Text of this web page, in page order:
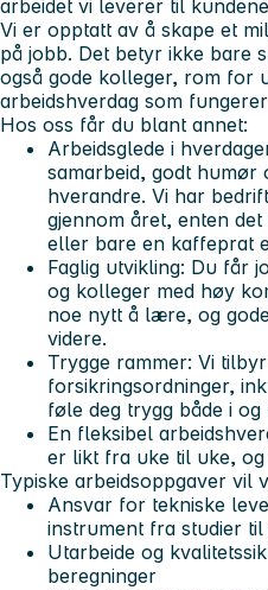
arbeidet vi leverer til
Vi er opptatt av å skape et
på jobb. Det betyr ikke bare
også gode kolleger, rom for
arbeidshverdag som
Hos oss får du blant annet:
Arbeidsglede i
samarbeid, godt humør
hverandre. Vi har
gjennom året, enten
eller bare en kaffeprat
Faglig utvikling: Du får
og kolleger med høy
noe nytt å lære, og
videre.
Trygge rammer: Vi
forsikringsordninger,
føle deg trygg både i
En fleksibel
er likt fra uke til uke,
Typiske arbeidsoppgaver vil
Ansvar for tekniske
instrument fra studier
Utarbeide og
beregninger